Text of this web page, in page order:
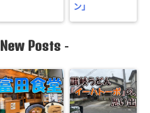
ン」
New Posts -